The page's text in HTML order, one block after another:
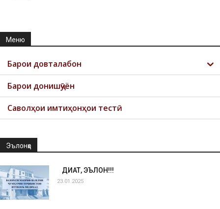
Меню
Барои довталабон
Барои донишҷӯён
Саволҳои имтиҳонҳои тестӣ
Эълонҳо
ДИҚҚАТ, ЭЪЛОН!!!
23.01.2025